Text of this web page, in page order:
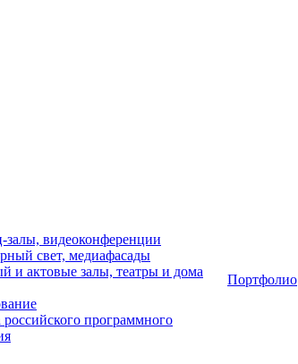
залы, видеоконференции
свет, медиафасады
и актовые залы, театры и дома
российского программного
Портфолио